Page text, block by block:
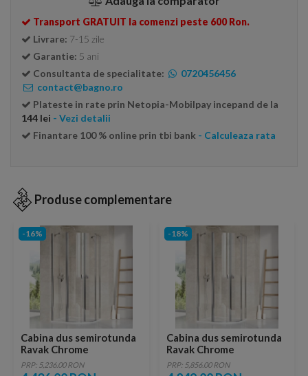
Transport GRATUIT la comenzi peste 600 Ron.
Livrare: 7-15 zile
Garantie: 5 ani
Consultanta de specialitate:
0720456456
contact@bagno.ro
Plateste in rate prin Netopia-Mobilpay incepand de la
144 lei - Vezi detalii
Finantare 100 % online prin tbi bank - Calculeaza rata
Produse complementare
-16%
Cabina dus semirotunda
Ravak Chrome
80x80xH195 cm, profil
crom
PRP: 5,236.00 RON
-18%
Cabina dus semirotunda
Ravak Chrome
80x80xH195 cm, profil
crom slefuit lucios
PRP: 5,856.00 RON